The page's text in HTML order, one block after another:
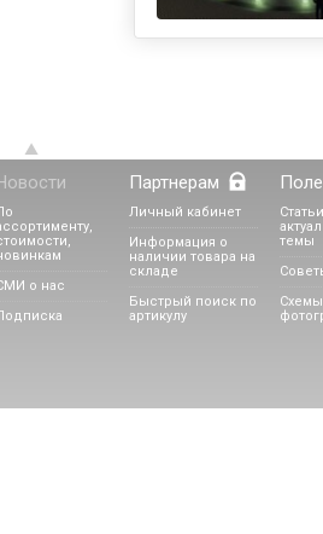
о нас
Партнерам
Личный кабинет
Информация о
наличии товара на
складе
Быстрый поиск по
артикулу
темы